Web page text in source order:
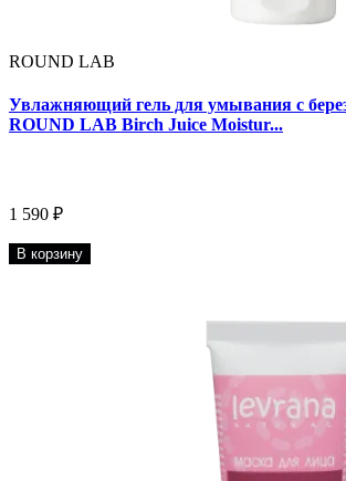
ROUND LAB
Увлажняющий гель для умывания с
ROUND LAB Birch Juice Moistur...
1 590 ₽
В корзину